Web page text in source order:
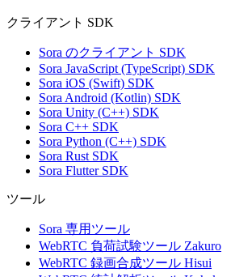
クライアント SDK
Sora のクライアント SDK
Sora JavaScript (TypeScript) SDK
Sora iOS (Swift) SDK
Sora Android (Kotlin) SDK
Sora Unity (C++) SDK
Sora C++ SDK
Sora Python (C++) SDK
Sora Rust SDK
Sora Flutter SDK
ツール
Sora 専用ツール
WebRTC 負荷試験ツール Zakuro
WebRTC 録画合成ツール Hisui